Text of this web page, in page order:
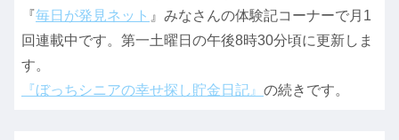
『毎日が発見ネット 』みなさんの体験記コーナーで月1
回連載中です。第一土曜日の午後8時30分頃に更新しま
す。
『ぼっちシニアの幸せ探し貯金日記』 の続きです。